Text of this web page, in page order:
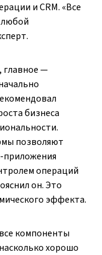
и CRM. «Все
главное —
бизнеса
позволяют
приложения
операций
он. Это
эффекта.
компоненты
хорошо